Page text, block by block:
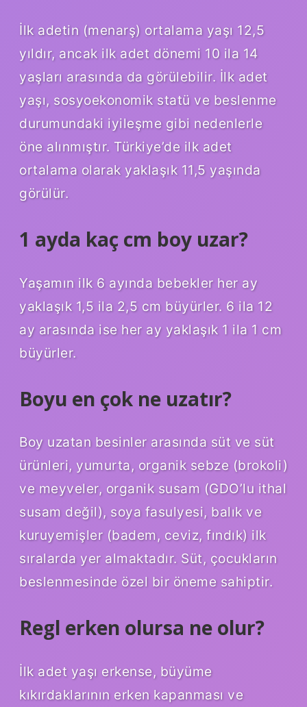
İlk adetin (menarş) ortalama yaşı 12,5
yıldır, ancak ilk adet dönemi 10 ila 14
yaşları arasında da görülebilir. İlk adet
yaşı, sosyoekonomik statü ve beslenme
durumundaki iyileşme gibi nedenlerle
öne alınmıştır. Türkiye’de ilk adet
ortalama olarak yaklaşık 11,5 yaşında
görülür.
1 ayda kaç cm boy uzar?
Yaşamın ilk 6 ayında bebekler her ay
yaklaşık 1,5 ila 2,5 cm büyürler. 6 ila 12
ay arasında ise her ay yaklaşık 1 ila 1 cm
büyürler.
Boyu en çok ne uzatır?
Boy uzatan besinler arasında süt ve süt
ürünleri, yumurta, organik sebze (brokoli)
ve meyveler, organik susam (GDO’lu ithal
susam değil), soya fasulyesi, balık ve
kuruyemişler (badem, ceviz, fındık) ilk
sıralarda yer almaktadır. Süt, çocukların
beslenmesinde özel bir öneme sahiptir.
Regl erken olursa ne olur?
İlk adet yaşı erkense, büyüme
kıkırdaklarının erken kapanması ve